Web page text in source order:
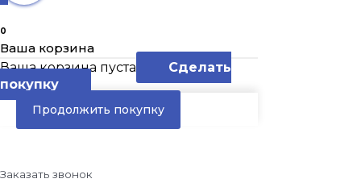
0
Ваша корзина
Ваша корзина пуста
Сделать
покупку
Продолжить покупку
Заказать звонок